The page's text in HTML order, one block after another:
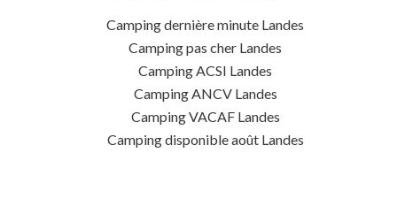
Camping dernière minute Landes
Camping pas cher Landes
Camping ACSI Landes
Camping ANCV Landes
Camping VACAF Landes
Camping disponible août Landes